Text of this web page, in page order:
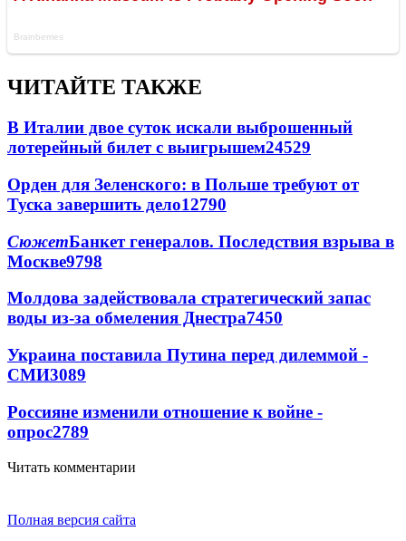
ЧИТАЙТЕ ТАКЖЕ
В Италии двое суток искали выброшенный
лотерейный билет с выигрышем24529
Орден для Зеленского: в Польше требуют от
Туска завершить дело12790
СюжетБанкет генералов. Последствия взрыва в
Москве9798
Молдова задействовала стратегический запас
воды из-за обмеления Днестра7450
Украина поставила Путина перед дилеммой -
СМИ3089
Россияне изменили отношение к войне -
опрос2789
Читать комментарии
Полная версия сайта